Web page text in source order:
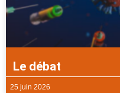
Le débat
25 juin 2026